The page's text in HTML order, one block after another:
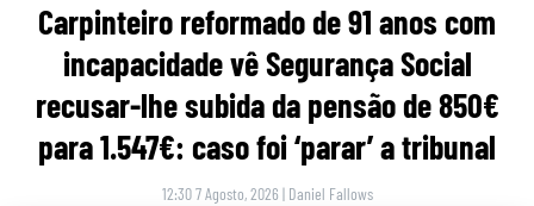
Carpinteiro reformado de 91 anos com
incapacidade vê Segurança Social
recusar-lhe subida da pensão de 850€
para 1.547€: caso foi ‘parar’ a tribunal
12:30 7 Agosto, 2026 | Daniel Fallows